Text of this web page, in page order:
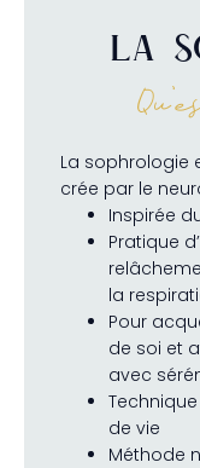
LA
La sophrologie
crée par le
Inspirée
Pratique
la
Pour
de soi et
avec
de vie
Méthode